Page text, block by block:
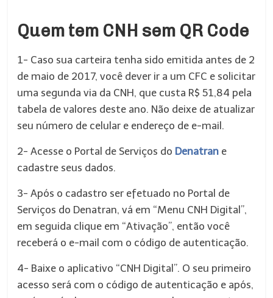
Quem tem CNH sem QR Code
1- Caso sua carteira tenha sido emitida antes de 2
de maio de 2017, você dever ir a um CFC e solicitar
uma segunda via da CNH, que custa R$ 51,84 pela
tabela de valores deste ano. Não deixe de atualizar
seu número de celular e endereço de e-mail.
2- Acesse o Portal de Serviços do Denatran e
cadastre seus dados.
3- Após o cadastro ser efetuado no Portal de
Serviços do Denatran, vá em “Menu CNH Digital”,
em seguida clique em “Ativação”, então você
receberá o e-mail com o código de autenticação.
4- Baixe o aplicativo “CNH Digital”. O seu primeiro
acesso será com o código de autenticação e após,